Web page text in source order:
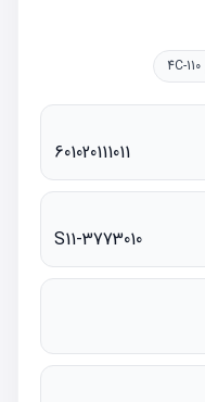
601020111011
S11-3773010